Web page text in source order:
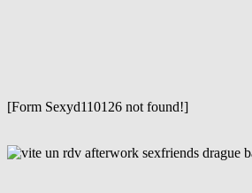
[Form Sexyd110126 not found!]